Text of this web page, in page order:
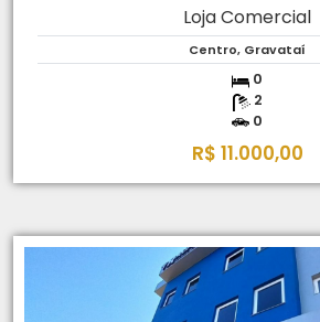
Loja Comercial
Centro, Gravataí
0
2
0
R$ 11.000,00